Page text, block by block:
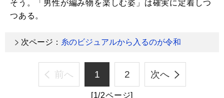
そう。「男性が編み物を楽しむ姿」は確実に定着しつ
つある。
次ページ： 糸のビジュアルから入るのが令和
前へ 1 2 次へ
[1/2ページ]